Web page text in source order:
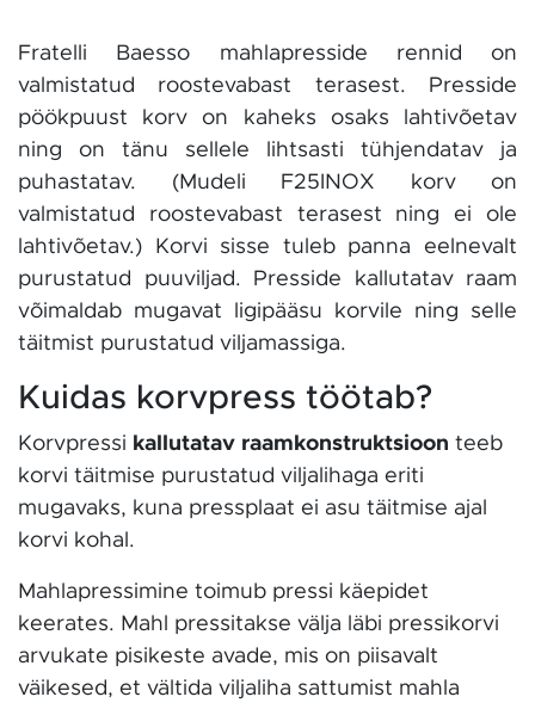
Fratelli Baesso mahlapresside rennid on
valmistatud roostevabast terasest. Presside
pöökpuust korv on kaheks osaks lahtivõetav
ning on tänu sellele lihtsasti tühjendatav ja
puhastatav. (Mudeli F25INOX korv on
valmistatud roostevabast terasest ning ei ole
lahtivõetav.) Korvi sisse tuleb panna eelnevalt
purustatud puuviljad. Presside kallutatav raam
võimaldab mugavat ligipääsu korvile ning selle
täitmist purustatud viljamassiga.
Kuidas korvpress töötab?
Korvpressi kallutatav raamkonstruktsioon teeb
korvi täitmise purustatud viljalihaga eriti
mugavaks, kuna pressplaat ei asu täitmise ajal
korvi kohal.
Mahlapressimine toimub pressi käepidet
keerates. Mahl pressitakse välja läbi pressikorvi
arvukate pisikeste avade, mis on piisavalt
väikesed, et vältida viljaliha sattumist mahla